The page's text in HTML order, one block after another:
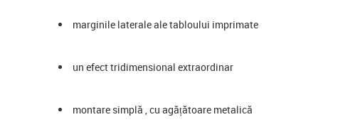
marginile laterale ale tabloului imprimate
un efect tridimensional extraordinar
montare simplă , cu agățătoare metalică